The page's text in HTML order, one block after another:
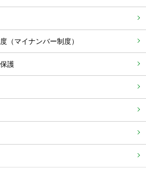
（マイナンバー制度）
護